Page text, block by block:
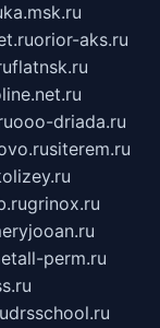
orior-aks.ru
flatnsk.ru
ooo-driada.ru
siterem.ru
grinox.ru
perm.ru
drsschool.ru